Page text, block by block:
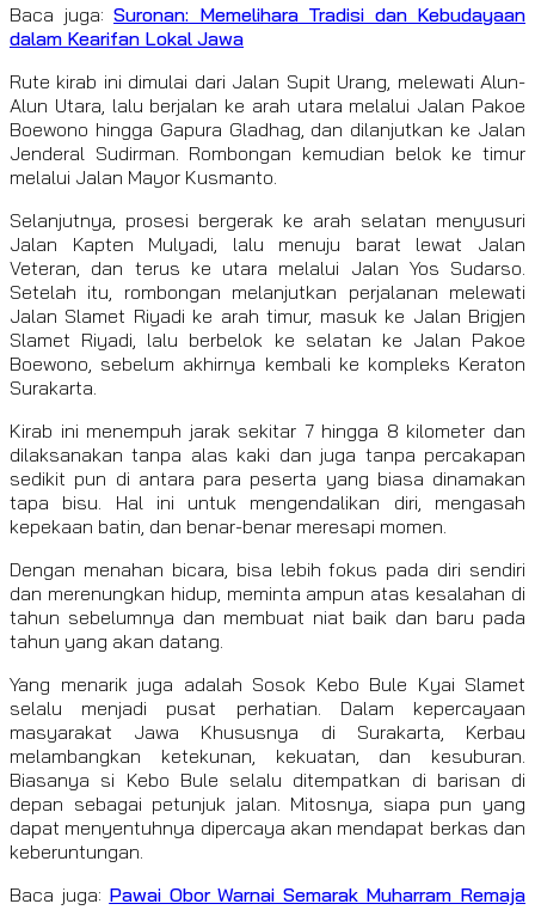
Baca juga: Suronan: Memelihara Tradisi dan Kebudayaan
dalam Kearifan Lokal Jawa
Rute kirab ini dimulai dari Jalan Supit Urang, melewati Alun-
Alun Utara, lalu berjalan ke arah utara melalui Jalan Pakoe
Boewono hingga Gapura Gladhag, dan dilanjutkan ke Jalan
Jenderal Sudirman. Rombongan kemudian belok ke timur
melalui Jalan Mayor Kusmanto.
Selanjutnya, prosesi bergerak ke arah selatan menyusuri
Jalan Kapten Mulyadi, lalu menuju barat lewat Jalan
Veteran, dan terus ke utara melalui Jalan Yos Sudarso.
Setelah itu, rombongan melanjutkan perjalanan melewati
Jalan Slamet Riyadi ke arah timur, masuk ke Jalan Brigjen
Slamet Riyadi, lalu berbelok ke selatan ke Jalan Pakoe
Boewono, sebelum akhirnya kembali ke kompleks Keraton
Surakarta.
Kirab ini menempuh jarak sekitar 7 hingga 8 kilometer dan
dilaksanakan tanpa alas kaki dan juga tanpa percakapan
sedikit pun di antara para peserta yang biasa dinamakan
tapa bisu. Hal ini untuk mengendalikan diri, mengasah
kepekaan batin, dan benar-benar meresapi momen.
Dengan menahan bicara, bisa lebih fokus pada diri sendiri
dan merenungkan hidup, meminta ampun atas kesalahan di
tahun sebelumnya dan membuat niat baik dan baru pada
tahun yang akan datang.
Yang menarik juga adalah Sosok Kebo Bule Kyai Slamet
selalu menjadi pusat perhatian. Dalam kepercayaan
masyarakat Jawa Khususnya di Surakarta, Kerbau
melambangkan ketekunan, kekuatan, dan kesuburan.
Biasanya si Kebo Bule selalu ditempatkan di barisan di
depan sebagai petunjuk jalan. Mitosnya, siapa pun yang
dapat menyentuhnya dipercaya akan mendapat berkas dan
keberuntungan.
Baca juga: Pawai Obor Warnai Semarak Muharram Remaja